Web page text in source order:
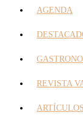
AGENDA
REVISTA
ARTÍCULOS